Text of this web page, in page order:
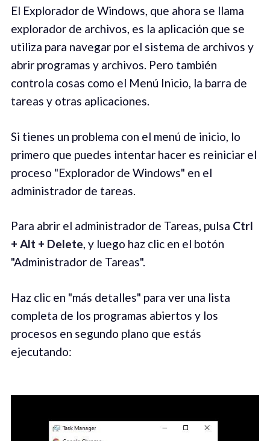
El Explorador de Windows, que ahora se llama
explorador de archivos, es la aplicación que se
utiliza para navegar por el sistema de archivos y
abrir programas y archivos. Pero también
controla cosas como el Menú Inicio, la barra de
tareas y otras aplicaciones.
Si tienes un problema con el menú de inicio, lo
primero que puedes intentar hacer es reiniciar el
proceso "Explorador de Windows" en el
administrador de tareas.
Para abrir el administrador de Tareas, pulsa Ctrl
+ Alt + Delete, y luego haz clic en el botón
"Administrador de Tareas".
Haz clic en "más detalles" para ver una lista
completa de los programas abiertos y los
procesos en segundo plano que estás
ejecutando: